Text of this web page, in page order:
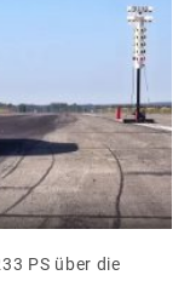
PS über die